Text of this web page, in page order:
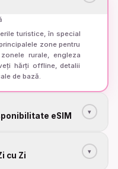
turistice, în special
zone pentru
rurale, engleza
hărți offline, detalii
de bază.
eSIM ▾
cu Zi ▾